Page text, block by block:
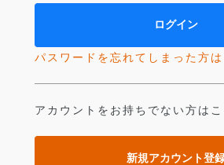
パスワードを忘れてしまった方は
アカウントをお持ちでない方はこ
新規アカウント登